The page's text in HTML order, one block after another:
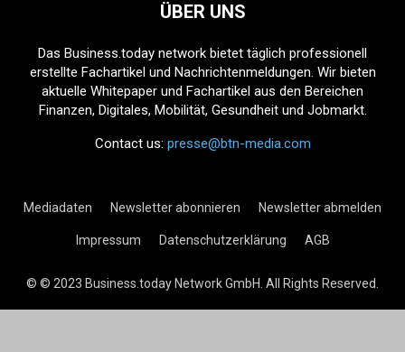
ÜBER UNS
Das Business.today network bietet täglich professionell
erstellte Fachartikel und Nachrichtenmeldungen. Wir bieten
aktuelle Whitepaper und Fachartikel aus den Bereichen
Finanzen, Digitales, Mobilität, Gesundheit und Jobmarkt.
Contact us: presse@btn-media.com
Mediadaten Newsletter abonnieren Newsletter abmelden
Impressum Datenschutzerklärung AGB
© © 2023 Business.today Network GmbH. All Rights Reserved.